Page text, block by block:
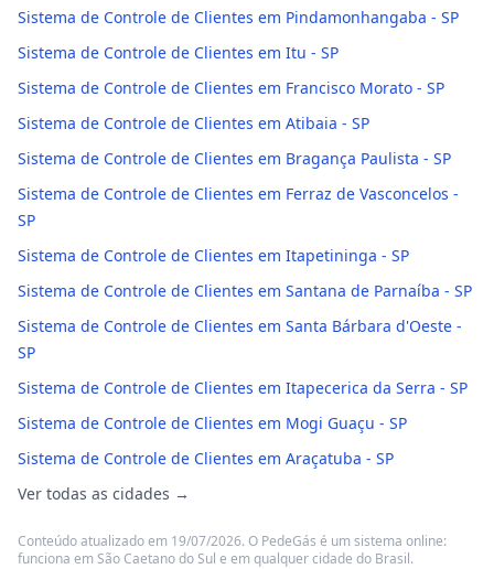
Sistema de Controle de Clientes em Pindamonhangaba - SP
Sistema de Controle de Clientes em Itu - SP
Sistema de Controle de Clientes em Francisco Morato - SP
Sistema de Controle de Clientes em Atibaia - SP
Sistema de Controle de Clientes em Bragança Paulista - SP
Sistema de Controle de Clientes em Ferraz de Vasconcelos -
SP
Sistema de Controle de Clientes em Itapetininga - SP
Sistema de Controle de Clientes em Santana de Parnaíba - SP
Sistema de Controle de Clientes em Santa Bárbara d'Oeste -
SP
Sistema de Controle de Clientes em Itapecerica da Serra - SP
Sistema de Controle de Clientes em Mogi Guaçu - SP
Sistema de Controle de Clientes em Araçatuba - SP
Ver todas as cidades →
Conteúdo atualizado em 19/07/2026. O PedeGás é um sistema online:
funciona em São Caetano do Sul e em qualquer cidade do Brasil.